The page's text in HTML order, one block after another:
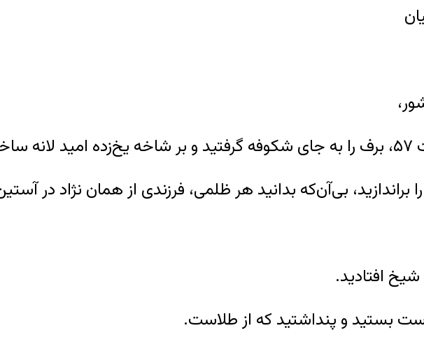
بی‌آن‌که بدانید هر ظلمی، فرزندی از همان نژاد در
افتادید.
دست بستید و پنداشتید که از طلاست.